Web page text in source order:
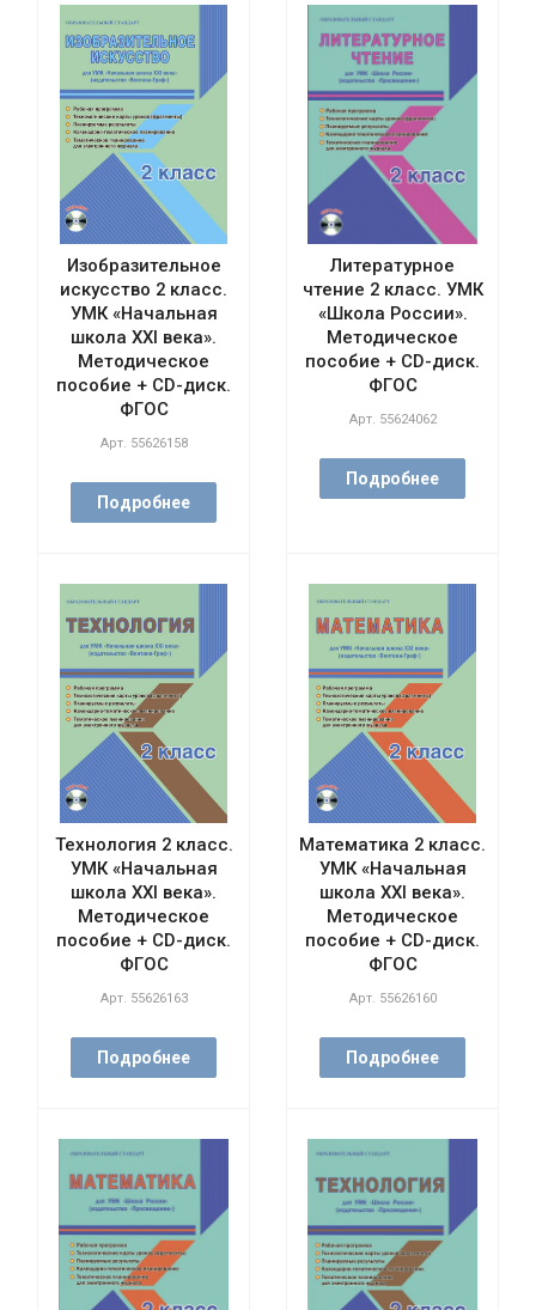
Изобразительное
искусство 2 класс.
УМК «Начальная
школа XXI века».
Методическое
пособие + CD-диск.
ФГОС
Арт. 55626158
Подробнее
Литературное
чтение 2 класс. УМК
«Школа России».
Методическое
пособие + CD-диск.
ФГОС
Арт. 55624062
Подробнее
Технология 2 класс.
УМК «Начальная
школа XXI века».
Методическое
пособие + CD-диск.
ФГОС
Арт. 55626163
Подробнее
Математика 2 класс.
УМК «Начальная
школа XXI века».
Методическое
пособие + CD-диск.
ФГОС
Арт. 55626160
Подробнее